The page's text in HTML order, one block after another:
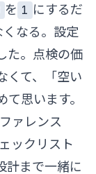
を 1 にするだ
なる。設定
た。点検の価
くて、「空い
思います。
ァレンス
ックリスト
計まで一緒に